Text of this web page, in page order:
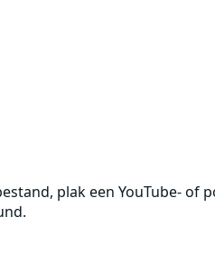
plak een YouTube- of